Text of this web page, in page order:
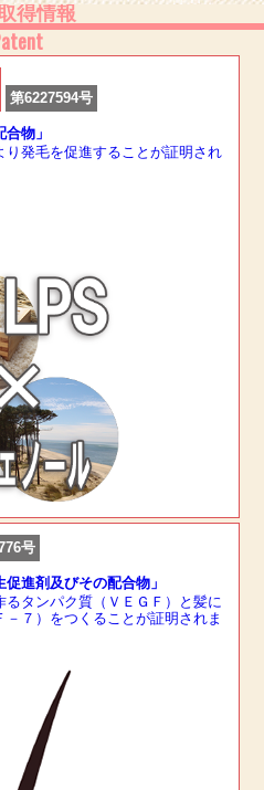
得情報
第6227594号
物」
発毛を促進することが証明され
号
進剤及びその配合物」
タンパク質（ＶＥＧＦ）と髪に
７）をつくることが証明されま